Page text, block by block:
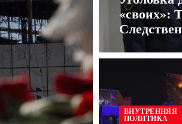
«своих»:
ВНУТРЕННЯЯ
ПОЛИТИКА